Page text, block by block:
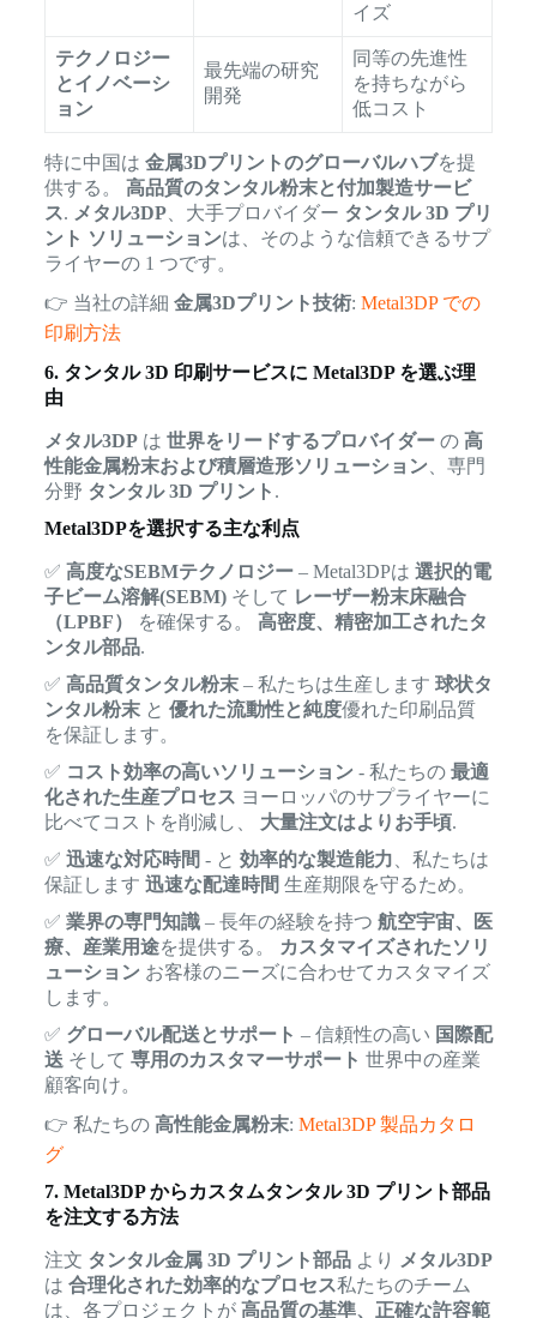
イズ
テクノロジー
とイノベーシ
ョン
最先端の研究
開発
同等の先進性
を持ちながら
低コスト
特に中国は 金属3Dプリントのグローバルハブを提
供する。 高品質のタンタル粉末と付加製造サービ
ス. メタル3DP、大手プロバイダー タンタル 3D プリ
ント ソリューションは、そのような信頼できるサプ
ライヤーの 1 つです。
👉 当社の詳細 金属3Dプリント技術: Metal3DP での
印刷方法
6. タンタル 3D 印刷サービスに Metal3DP を選ぶ理
由
メタル3DPは 世界をリードするプロバイダーの 高
性能金属粉末および積層造形ソリューション 、専門
分野 タンタル 3D プリント .
Metal3DPを選択する主な利点
✅ 高度なSEBMテクノロジー– Metal3DPは 選択的電
子ビーム溶解(SEBM)そして レーザー粉末床融合
（LPBF）
を確保する。 高密度、精密加工されたタ
ンタル部品.
✅ 高品質タンタル粉末– 私たちは生産します 球状タ
ンタル粉末と 優れた流動性と純度優れた印刷品質
を保証します。
✅ コスト効率の高いソリューション - 私たちの 最適
化された生産プロセス ヨーロッパのサプライヤーに
比べてコストを削減し、 大量注文はよりお手頃.
✅ 迅速な対応時間 - と 効率的な製造能力 、私たちは
保証します 迅速な配達時間 生産期限を守るため。
✅ 業界の専門知識– 長年の経験を持つ 航空宇宙、医
療、産業用途を提供する。
カスタマイズされたソリ
ューション お客様のニーズに合わせてカスタマイズ
します。
✅ グローバル配送とサポート – 信頼性の高い 国際配
送 そして 専用のカスタマーサポート 世界中の産業
顧客向け。
👉 私たちの 高性能金属粉末: Metal3DP 製品カタロ
グ
7. Metal3DP からカスタムタンタル 3D プリント部品
を注文する方法
注文 タンタル金属 3D プリント部品より
メタル3DP
は 合理化された効率的なプロセス私たちのチーム
は、各プロジェクトが 高品質の基準、正確な許容範